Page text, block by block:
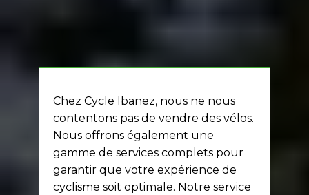
Chez Cycle Ibanez, nous ne nous
contentons pas de vendre des vélos.
Nous offrons également une
gamme de services complets pour
garantir que votre expérience de
cyclisme soit optimale. Notre service